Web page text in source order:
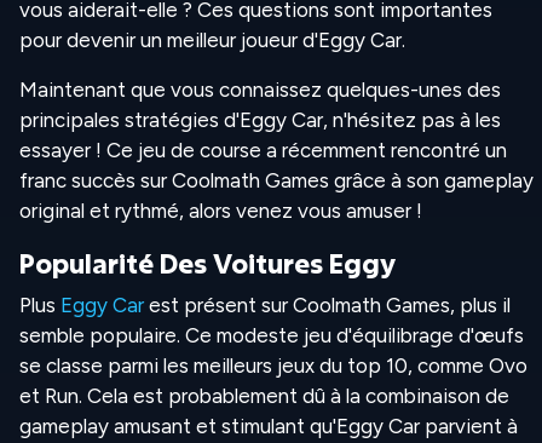
vous aiderait-elle ? Ces questions sont importantes
pour devenir un meilleur joueur d'Eggy Car.
Maintenant que vous connaissez quelques-unes des
principales stratégies d'Eggy Car, n'hésitez pas à les
essayer ! Ce jeu de course a récemment rencontré un
franc succès sur Coolmath Games grâce à son gameplay
original et rythmé, alors venez vous amuser !
Popularité Des Voitures Eggy
Plus Eggy Car est présent sur Coolmath Games, plus il
semble populaire. Ce modeste jeu d'équilibrage d'œufs
se classe parmi les meilleurs jeux du top 10, comme Ovo
et Run. Cela est probablement dû à la combinaison de
gameplay amusant et stimulant qu'Eggy Car parvient à